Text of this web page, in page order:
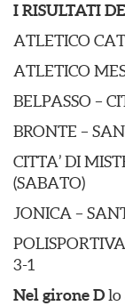
I RISULTATI
ATLETICO
ATLETICO
BELPASSO –
BRONTE –
CITTA’ DI
(SABATO)
JONICA –
3-1
Nel girone Dlo